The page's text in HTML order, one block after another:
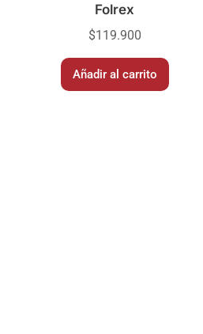
Folrex
$119.900
Añadir al carrito